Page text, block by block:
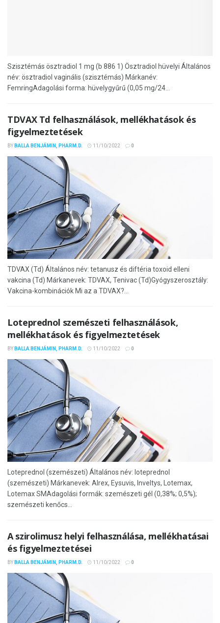
Szisztémás ösztradiol 1 mg (b 886 1) Ösztradiol hüvelyi Általános
név: ösztradiol vaginális (szisztémás) Márkanév:
FemringAdagolási forma: hüvelygyűrű (0,05 mg/24...
TDVAX Td felhasználások, mellékhatások és
figyelmeztetések
BY BALLA BENJÁMIN, PHARM.D. 11/10/2022 0
TDVAX (Td) Általános név: tetanusz és diftéria toxoid elleni
vakcina (Td) Márkanevek: TDVAX, Tenivac (Td)Gyógyszerosztály:
Vakcina-kombinációk Mi az a TDVAX?...
Loteprednol szemészeti felhasználások,
mellékhatások és figyelmeztetések
BY BALLA BENJÁMIN, PHARM.D. 11/10/2022 0
Loteprednol (szemészeti) Általános név: loteprednol
(szemészeti) Márkanevek: Alrex, Eysuvis, Inveltys, Lotemax,
Lotemax SMAdagolási formák: szemészeti gél (0,38%; 0,5%);
szemészeti kenőcs...
A szirolimusz helyi felhasználása, mellékhatásai
és figyelmeztetései
BY BALLA BENJÁMIN, PHARM.D. 11/10/2022 0